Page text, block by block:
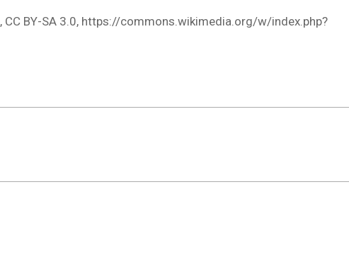
CC BY-SA 3.0, https://commons.wikimedia.org/w/index.php?